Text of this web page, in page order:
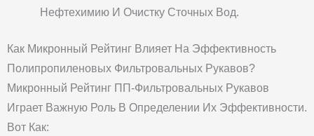
Нефтехимию И Очистку Сточных Вод.
Как Микронный Рейтинг Влияет На Эффективность
Полипропиленовых Фильтровальных Рукавов?
Микронный Рейтинг ПП-Фильтровальных Рукавов
Играет Важную Роль В Определении Их Эффективности.
Вот Как: